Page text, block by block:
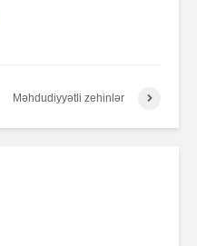
Məhdudiyyətli zehinlər